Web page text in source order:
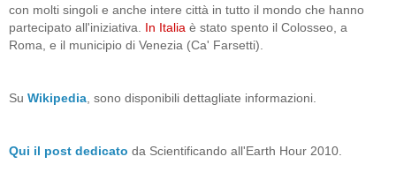
con molti singoli e anche intere città in tutto il mondo che hanno
partecipato all'iniziativa. In Italia è stato spento il Colosseo, a
Roma, e il municipio di Venezia (Ca' Farsetti).
Su Wikipedia , sono disponibili dettagliate informazioni.
Qui il post dedicato da Scientificando all'Earth Hour 2010.